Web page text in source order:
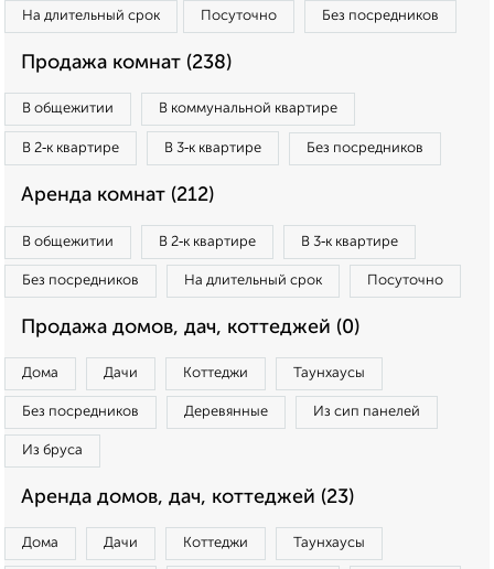
На длительный срок Посуточно Без посредников
Продажа комнат (238)
В общежитии В коммунальной квартире
В 2‑к квартире В 3‑к квартире Без посредников
Аренда комнат (212)
В общежитии В 2‑к квартире В 3‑к квартире
Без посредников На длительный срок Посуточно
Продажа домов, дач, коттеджей (0)
Дома Дачи Коттеджи Таунхаусы
Без посредников Деревянные Из сип панелей
Из бруса
Аренда домов, дач, коттеджей (23)
Дома Дачи Коттеджи Таунхаусы